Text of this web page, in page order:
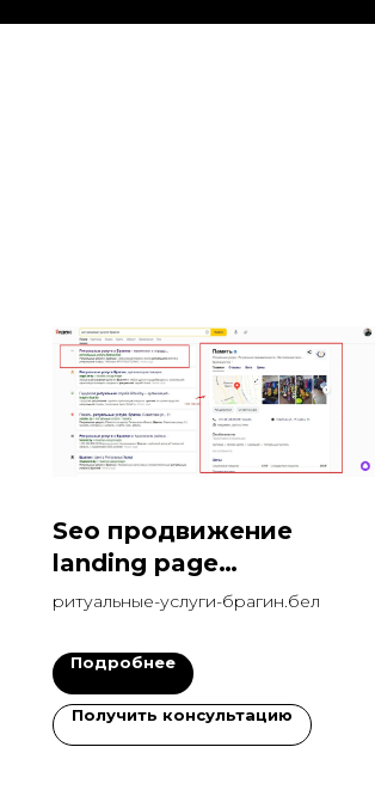
Seo продвижение
landing page
ритуальные услуги
ритуальные-услуги-брагин.бел
Подробнее
Получить консультацию